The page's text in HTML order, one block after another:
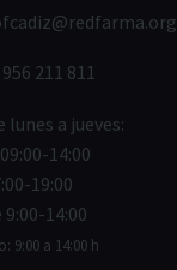
956 211 811
lunes a jueves:
14:00
19:00
14:00
9:00 a 14:00 h